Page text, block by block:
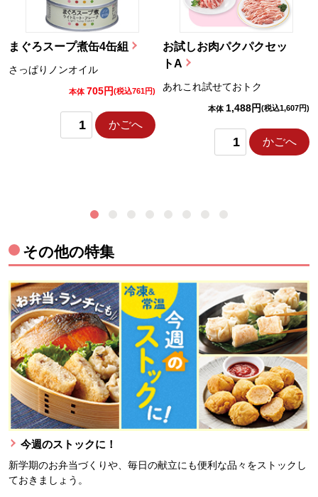
まぐろスープ煮缶4缶組
さっぱりノンオイル
本体 705円(税込761円)
かごへ
お試しお肉パクパクセッ
トA
あれこれ試せておトク
本体 1,488円(税込1,607円)
かごへ
その他の特集
今週のストックに！
新学期のお弁当づくりや、毎日の献立にも便利な品々をストックし
ておきましょう。